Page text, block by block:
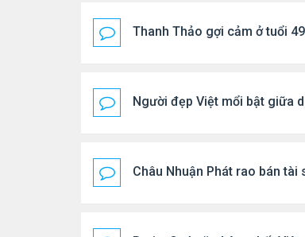
Thanh Thảo gợi cảm ở tuổi 49
Người đẹp Việt mổi bật giữa
Châu Nhuận Phát rao bán tài